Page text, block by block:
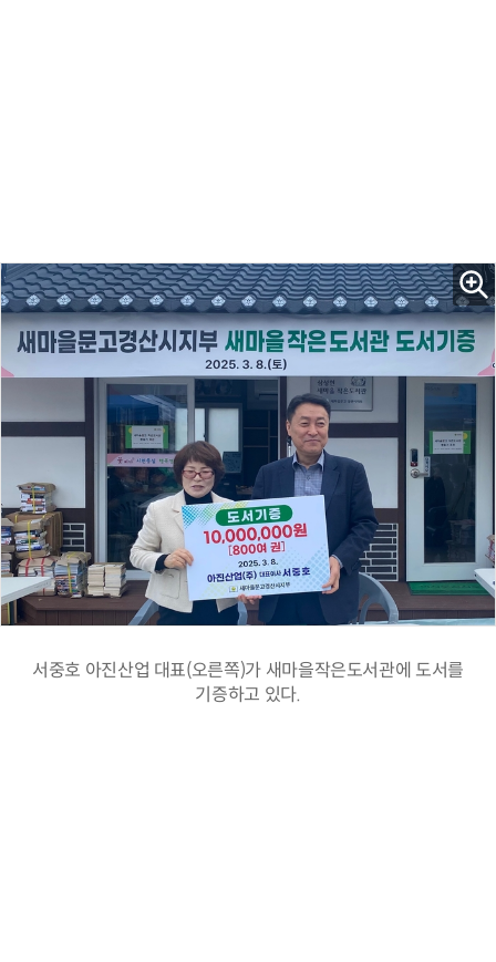
서중호 아진산업 대표(오른쪽)가 새마을작은도서관에 도서를
기증하고 있다.